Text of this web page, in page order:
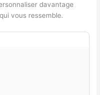
davantage
vous ressemble.